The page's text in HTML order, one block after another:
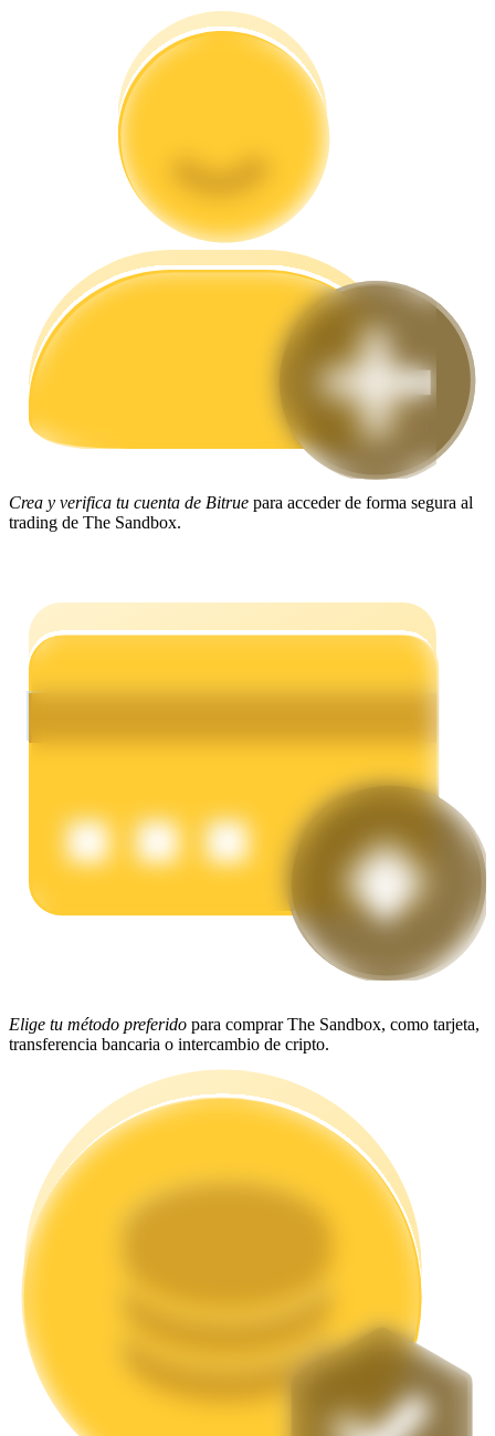
Guía de inicio de futuros
Estrategias comerciales
Aprenda cómo mantenerse rentable
Earn
Alta rentabilidad y acceso instantáneo
Crea y verifica tu cuenta de Bitrue para acceder de forma segura al
trading de The Sandbox.
Elige tu método preferido para comprar The Sandbox, como tarjeta,
transferencia bancaria o intercambio de cripto.